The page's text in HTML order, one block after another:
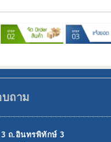
ถาม
ถ.อินทรพิทักษ์ 3